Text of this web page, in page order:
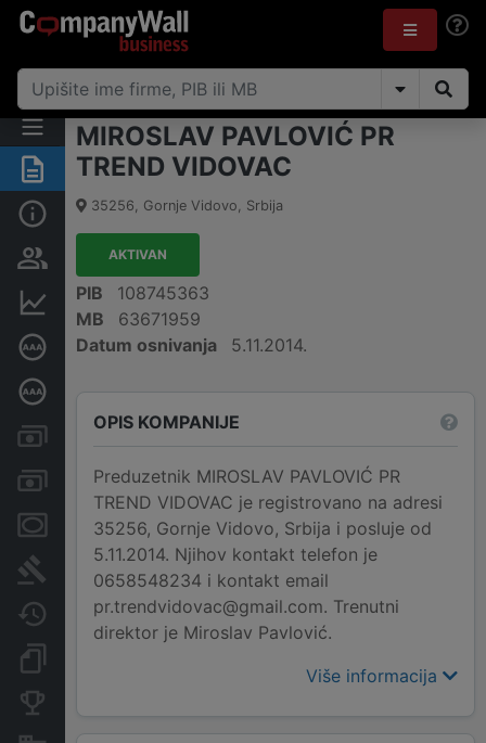
Rezime
Osnovni podaci
Vlasnička struktura
Finansijski podaci
Sertifikat bonitetne izvrsnosti
Dubinska bonitetna ocena
Računi i blokade
Menice i zaloge
Javne nabavke
MIROSLAV PAVLOVIĆ PR
TREND VIDOVAC
35256, Gornje Vidovo, Srbija
AKTIVAN
PIB
108745363
MB
63671959
Datum osnivanja
5.11.2014.
OPIS KOMPANIJE
Preduzetnik MIROSLAV PAVLOVIĆ PR
TREND VIDOVAC je registrovano na adresi
35256, Gornje Vidovo, Srbija i posluje od
5.11.2014. Njihov kontakt telefon je
0658548234 i kontakt email
pr.trendvidovac@gmail.com. Trenutni
direktor je Miroslav Pavlović.
Više informacija